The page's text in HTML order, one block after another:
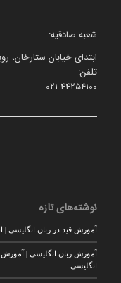
شعبه صادقیه:
ابتدای خیابان
تلفن:
021-44254100
نوشته‌های تازه
آموزش قید در زبان انگلیسی |
آموزش زبان انگلیسی | آموزش
انگلیسی